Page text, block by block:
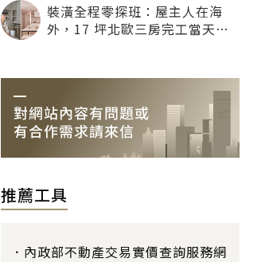
裝潢全程零探班：屋主人在海
外，17 坪北歐三房完工當天才
推薦工具
內政部不動產交易實價查詢服務網